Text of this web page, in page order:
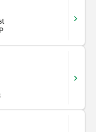
locales nunca
vacaciones, un
Enterprise
Ofreciendo alquiler
más. Recibe el mejor
y reserva